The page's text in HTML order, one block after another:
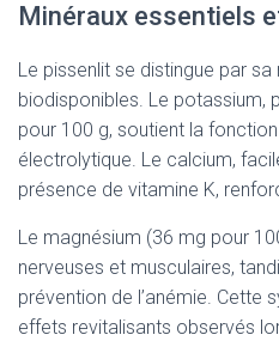
Minéraux essentiels
Le pissenlit se distingue par
biodisponibles. Le potassium,
pour 100 g, soutient la
électrolytique. Le calcium,
présence de vitamine K,
Le magnésium (36 mg pour
nerveuses et musculaires,
prévention de l’anémie. Cette
effets revitalisants observés